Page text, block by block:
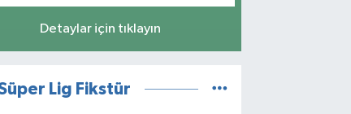
Detaylar için tıklayın
Lig Fikstür